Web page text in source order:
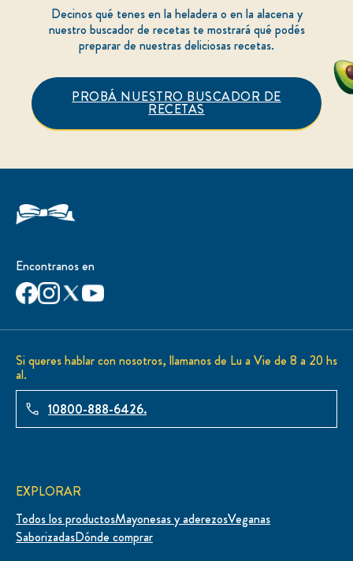
Decinos qué tenes en la heladera o en la alacena y
nuestro buscador de recetas te mostrará qué podés
preparar de nuestras deliciosas recetas.
PROBÁ NUESTRO BUSCADOR DE
RECETAS
Encontranos en
Si queres hablar con nosotros, llamanos de Lu a Vie de 8 a 20 hs
al.
10800-888-6426.
EXPLORAR
Todos los productosMayonesas y aderezosVeganas
SaborizadasDónde comprar